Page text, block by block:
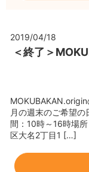
2019/04/18
＜終了＞
月の週末のご希望
間：10時～16時場
区大名2丁目1 […]